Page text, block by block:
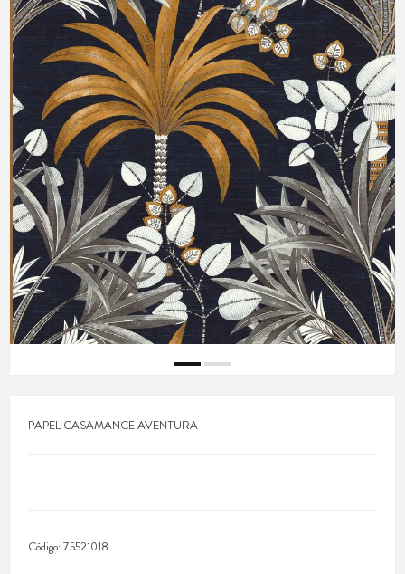
PAPEL CASAMANCE AVENTURA
Código:75521018